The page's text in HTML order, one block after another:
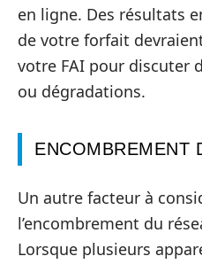
en ligne. Des résultats
de votre forfait
votre FAI pour discuter
ou dégradations.
ENCOMBREMENT
Un autre facteur à
l’encombrement du
Lorsque plusieurs